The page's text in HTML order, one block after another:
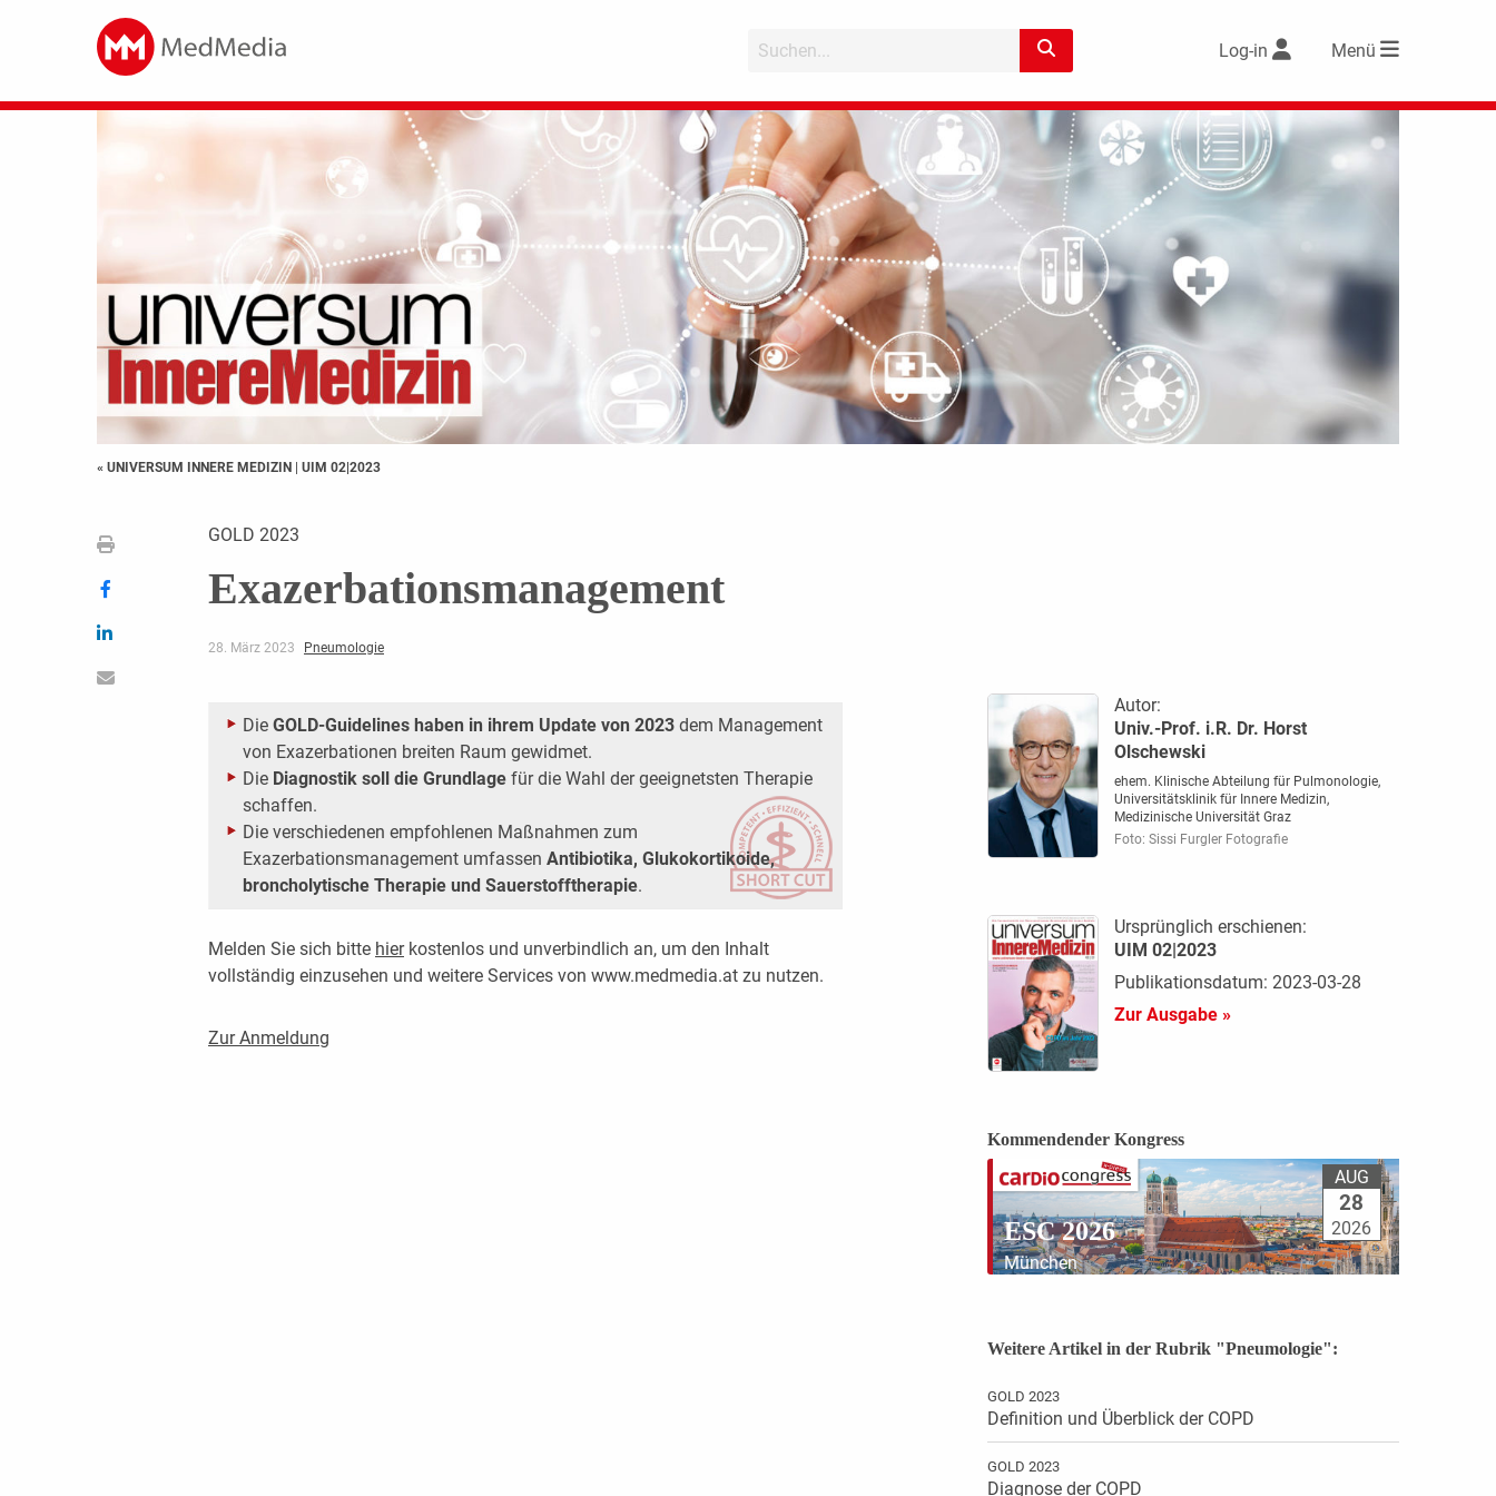
Log-in Menü
« UNIVERSUM INNERE MEDIZIN | UIM 02|2023
GOLD 2023
Exazerbationsmanagement
28. März 2023 Pneumologie
Die GOLD-Guidelines haben in ihrem Update von 2023dem Management
von Exazerbationen breiten Raum gewidmet.
Die Diagnostik soll die Grundlagefür die Wahl der geeignetsten Therapie
schaffen.
Die verschiedenen empfohlenen Maßnahmen zum
Exazerbationsmanagement umfassen Antibiotika, Glukokortikoide,
broncholytische Therapie und Sauerstofftherapie.
Melden Sie sich bitte hierkostenlos und unverbindlich an, um den Inhalt
vollständig einzusehen und weitere Services von www.medmedia.at zu nutzen.
Zur Anmeldung
Autor:
Univ.-Prof. i.R. Dr. Horst
Olschewski
ehem. Klinische Abteilung für Pulmonologie,
Universitätsklinik für Innere Medizin,
Medizinische Universität Graz
Foto: Sissi Furgler Fotografie
Ursprünglich erschienen:
UIM 02|2023
Publikationsdatum: 2023-03-28
Zur Ausgabe »
Kommendender Kongress
ESC 2026
München
AUG
28
2026
Weitere Artikel in der Rubrik "Pneumologie":
GOLD 2023
Definition und Überblick der COPD
GOLD 2023
Diagnose der COPD